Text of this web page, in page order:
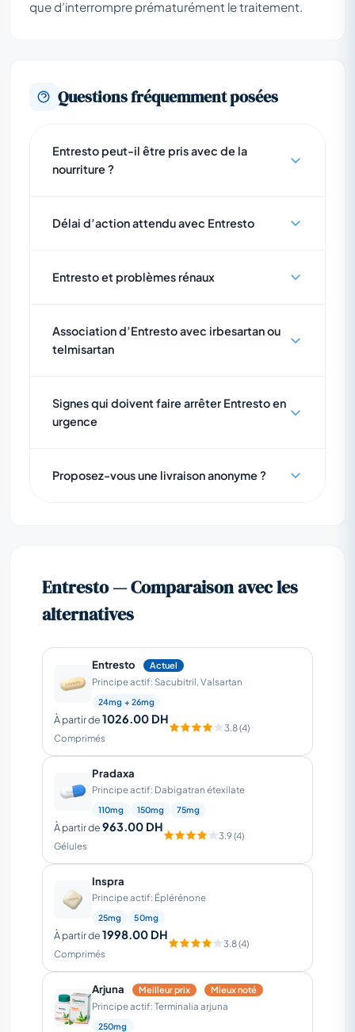
que d’interrompre prématurément le traitement.
Questions fréquemment posées
Entresto peut-il être pris avec de la
nourriture ?
Délai d’action attendu avec Entresto
Entresto et problèmes rénaux
Association d’Entresto avec irbesartan ou
telmisartan
Signes qui doivent faire arrêter Entresto en
urgence
Proposez-vous une livraison anonyme ?
Entresto — Comparaison avec les
alternatives
Entresto Actuel
Principe actif: Sacubitril, Valsartan
24mg + 26mg
À partir de1026.00 DH
Comprimés
3.8 (4)
Pradaxa
Principe actif: Dabigatran étexilate
110mg 150mg 75mg
À partir de963.00 DH
Gélules
3.9 (4)
Inspra
Principe actif: Éplérénone
25mg 50mg
À partir de1998.00 DH
Comprimés
3.8 (4)
Arjuna Meilleur prix Mieux noté
Principe actif: Terminalia arjuna
250mg